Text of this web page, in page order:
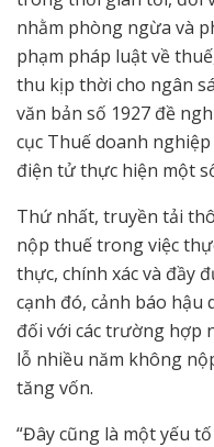
nhằm phòng ngừa và
phạm pháp luật về
thu kịp thời cho ngân
văn bản số 1927 đề
cục Thuế doanh
điện tử thực hiện một
Thứ nhất, truyền tải
nộp thuế trong việc
thực, chính xác và đầy
cạnh đó, cảnh báo hậu
đối với các trường hợp
lỗ nhiều năm không
tăng vốn.
“Đây cũng là một yếu